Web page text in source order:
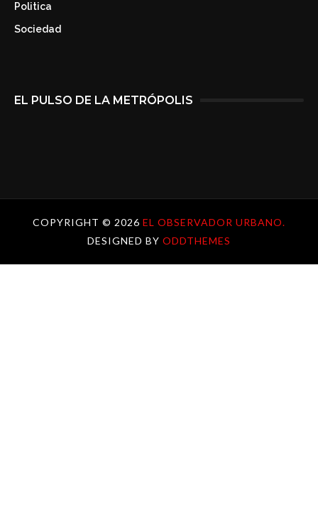
Politica
Sociedad
EL PULSO DE LA METRÓPOLIS
COPYRIGHT © 2026 EL OBSERVADOR URBANO.
DESIGNED BY ODDTHEMES